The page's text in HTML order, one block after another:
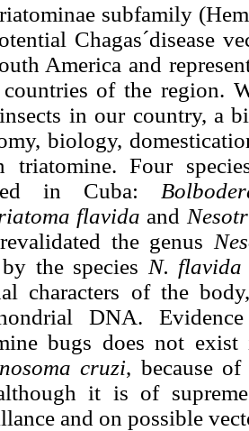
subfamily
Chagas´disease
America and
of the region.
in our country, a
biology,
triatomine. Four
in Cuba:
flavida and
revalidated the genus
the species N.
characters of the
DNA.
bugs does not exist
cruzi, because
it is of
and on possible